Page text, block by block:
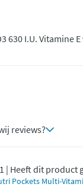
630 I.U. Vitamine
reviews?
| Heeft dit product
Pockets Multi-